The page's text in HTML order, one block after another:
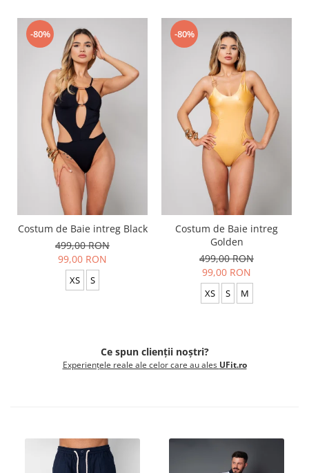
-80%
Costum de Baie intreg Black
499,00 RON
99,00 RON
XS S
-80%
Costum de Baie intreg
Golden
499,00 RON
99,00 RON
XS S M
Ce spun clienții noștri?
Experiențele reale ale celor care au ales UFit.ro